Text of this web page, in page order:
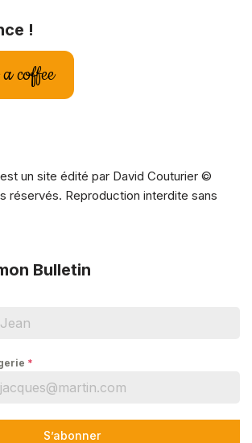
!
coffee
un site édité par David Couturier ©
réservés. Reproduction interdite sans
Bulletin
*
S’abonner